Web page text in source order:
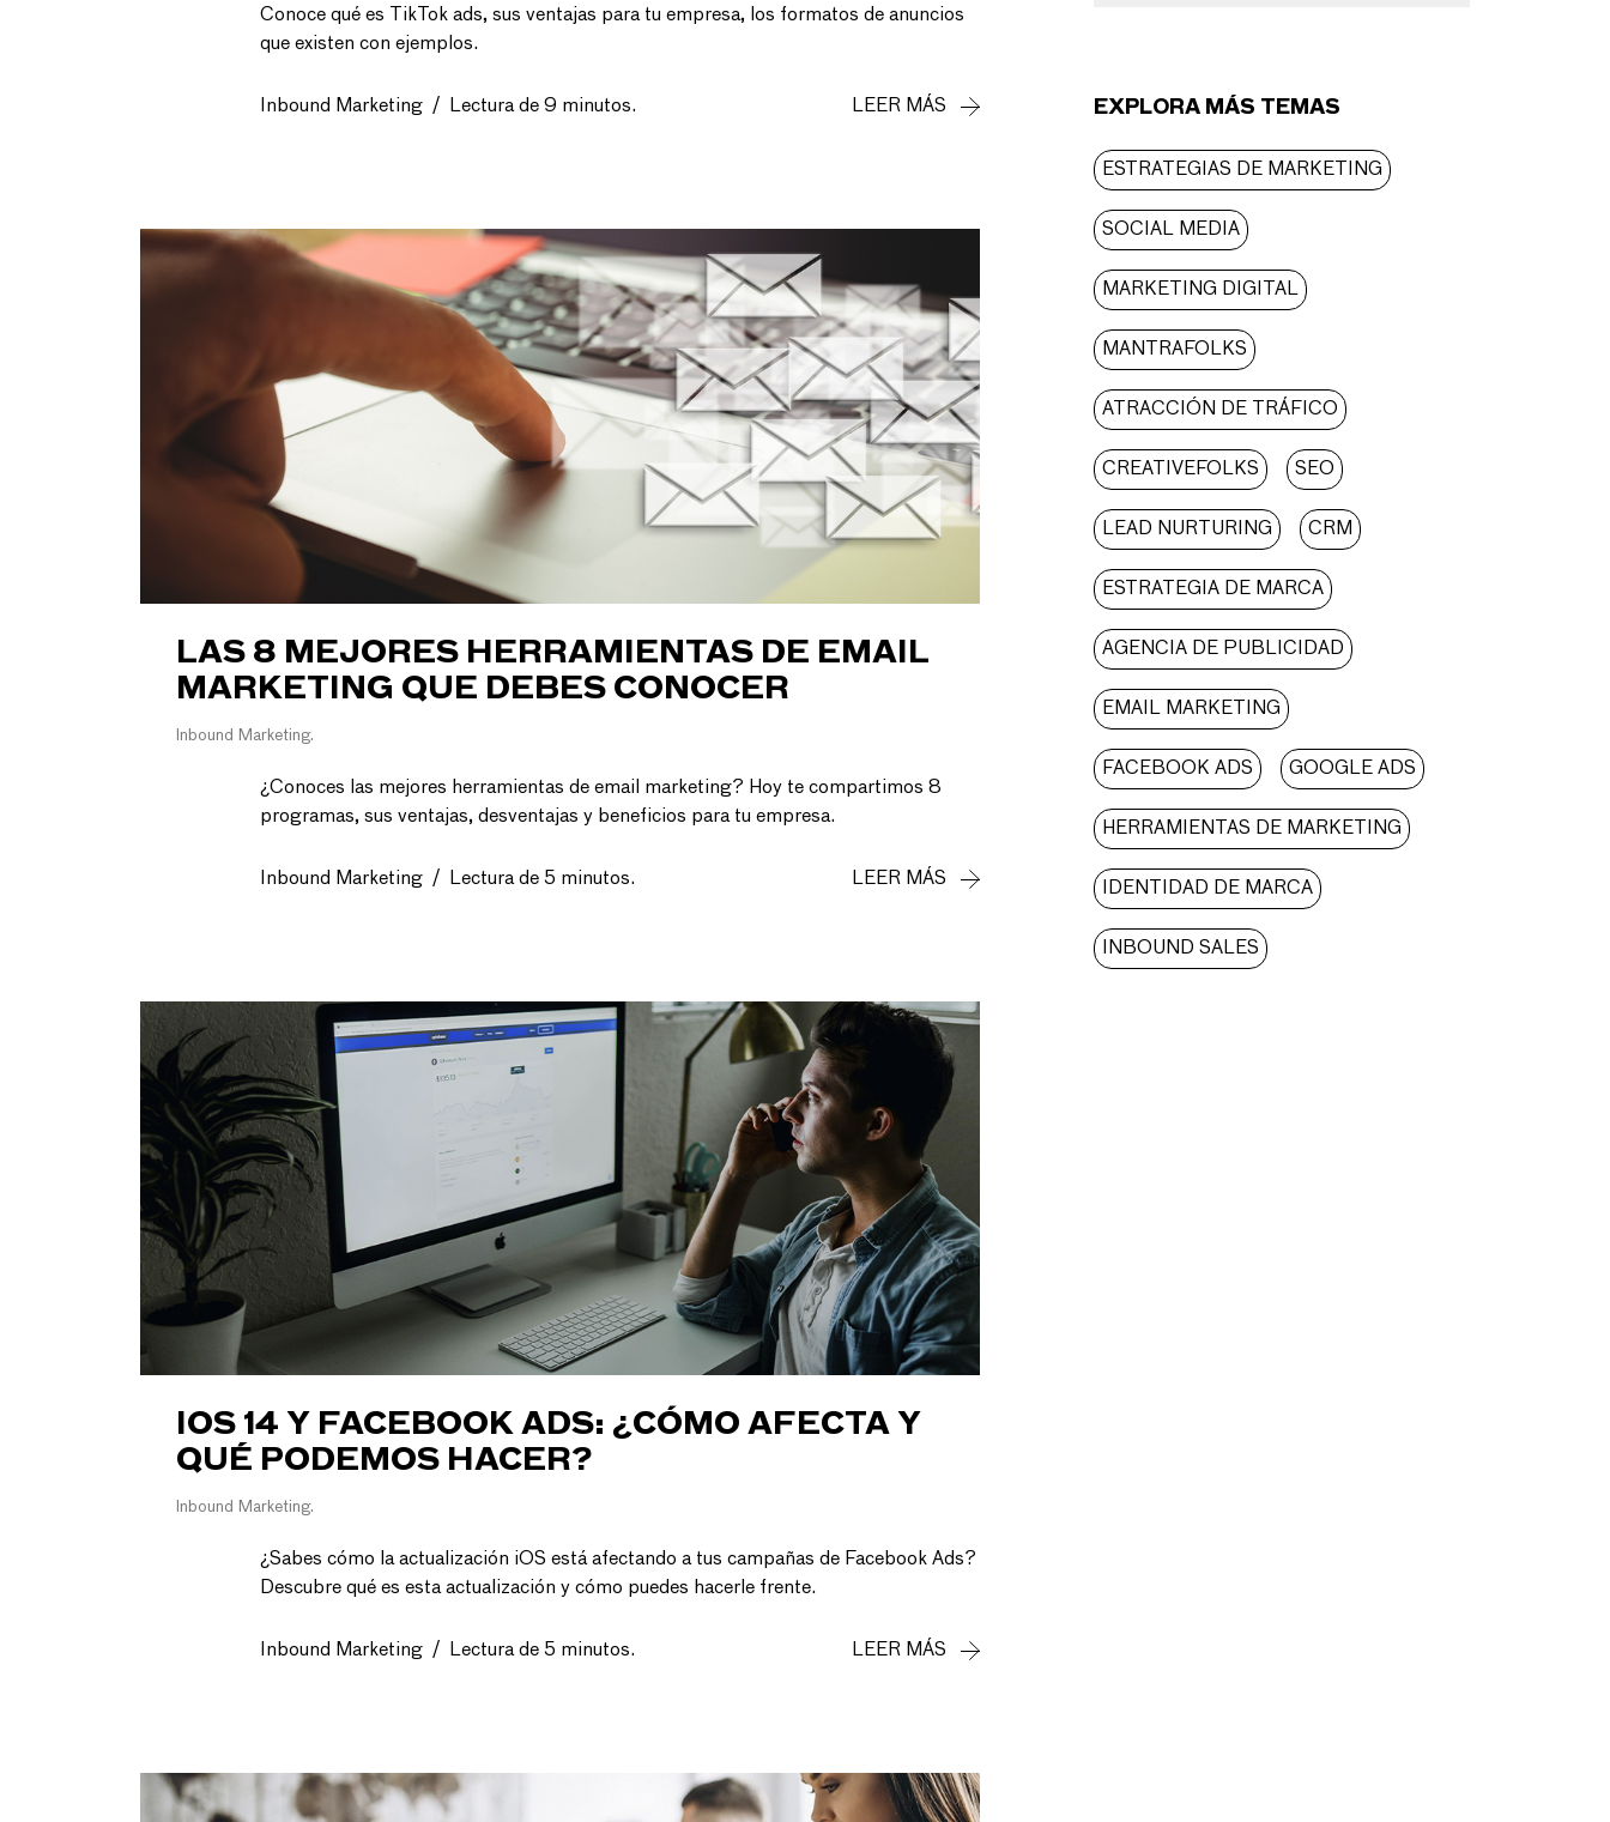
Conoce qué es TikTok ads, sus ventajas para tu empresa, los formatos de anuncios
que existen con ejemplos.
Inbound Marketing / Lectura de 9 minutos. LEER MÁS
LAS 8 MEJORES HERRAMIENTAS DE EMAIL
MARKETING QUE DEBES CONOCER
Inbound Marketing
¿Conoces las mejores herramientas de email marketing? Hoy te compartimos 8
programas, sus ventajas, desventajas y beneficios para tu empresa.
Inbound Marketing / Lectura de 5 minutos. LEER MÁS
IOS 14 Y FACEBOOK ADS: ¿CÓMO AFECTA Y
QUÉ PODEMOS HACER?
Inbound Marketing
¿Sabes cómo la actualización iOS está afectando a tus campañas de Facebook Ads?
Descubre qué es esta actualización y cómo puedes hacerle frente.
Inbound Marketing / Lectura de 5 minutos. LEER MÁS
EXPLORA MÁS TEMAS
ESTRATEGIAS DE MARKETING
SOCIAL MEDIA
MARKETING DIGITAL
MANTRAFOLKS
ATRACCIÓN DE TRÁFICO
CREATIVEFOLKS SEO
LEAD NURTURING CRM
ESTRATEGIA DE MARCA
AGENCIA DE PUBLICIDAD
EMAIL MARKETING
FACEBOOK ADS GOOGLE ADS
HERRAMIENTAS DE MARKETING
IDENTIDAD DE MARCA
INBOUND SALES